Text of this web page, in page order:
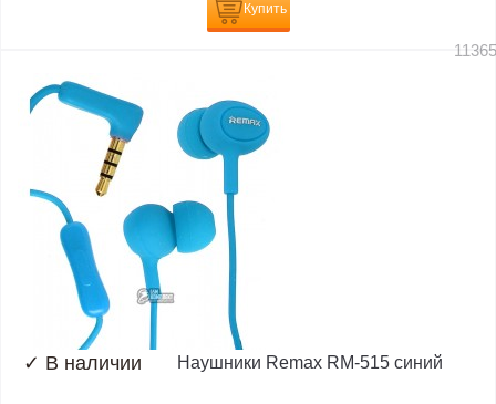
Купить
✓ В наличии Наушники Remax RM-515 синий